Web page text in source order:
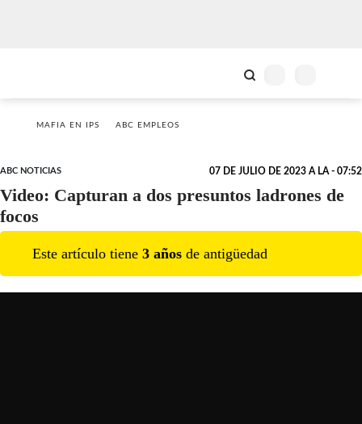
MAFIA EN IPS ABC EMPLEOS
ABC NOTICIAS 07 DE JULIO DE 2023 A LA - 07:52
Video: Capturan a dos presuntos ladrones de
focos
Este artículo tiene 3 años de antigüedad